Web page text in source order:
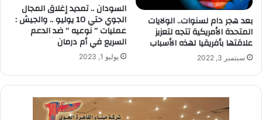
بعد هجر دام لسنوات.. الولايات
المتحدة الأمريكية تتجه لتعزيز
علاقتها بأفريقيا لهذه الأسباب
سبتمبر 3, 2022
السودان .. تمديد إغلاق المجال
الجوي حتي 10 يوليو .. والجيش :
عمليات ” نوعيه ” ضد الدعم
السريع في أم درمان
يوليو 1, 2023